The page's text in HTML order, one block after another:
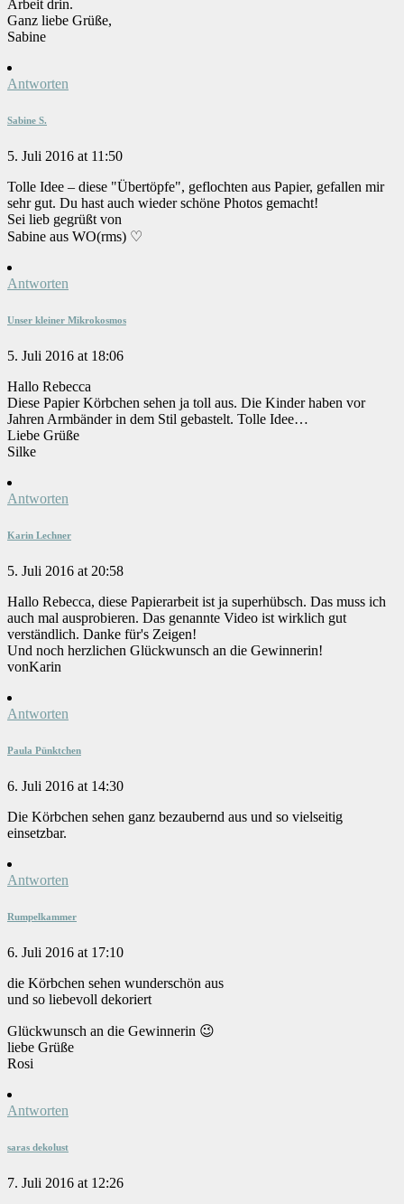
Arbeit drin.
Ganz liebe Grüße,
Sabine
Antworten
Sabine S.
5. Juli 2016 at 11:50
Tolle Idee – diese "Übertöpfe", geflochten aus Papier, gefallen mir
sehr gut. Du hast auch wieder schöne Photos gemacht!
Sei lieb gegrüßt von
Sabine aus WO(rms) ♡
Antworten
Unser kleiner Mikrokosmos
5. Juli 2016 at 18:06
Hallo Rebecca
Diese Papier Körbchen sehen ja toll aus. Die Kinder haben vor
Jahren Armbänder in dem Stil gebastelt. Tolle Idee…
Liebe Grüße
Silke
Antworten
Karin Lechner
5. Juli 2016 at 20:58
Hallo Rebecca, diese Papierarbeit ist ja superhübsch. Das muss ich
auch mal ausprobieren. Das genannte Video ist wirklich gut
verständlich. Danke für's Zeigen!
Und noch herzlichen Glückwunsch an die Gewinnerin!
vonKarin
Antworten
Paula Pünktchen
6. Juli 2016 at 14:30
Die Körbchen sehen ganz bezaubernd aus und so vielseitig
einsetzbar.
Antworten
Rumpelkammer
6. Juli 2016 at 17:10
die Körbchen sehen wunderschön aus
und so liebevoll dekoriert
Glückwunsch an die Gewinnerin 😉
liebe Grüße
Rosi
Antworten
saras dekolust
7. Juli 2016 at 12:26